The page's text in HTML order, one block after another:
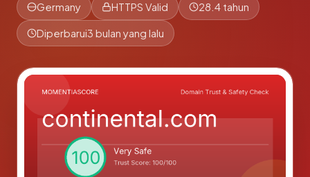
Germany HTTPS Valid 28.4 tahun
Diperbarui3 bulan yang lalu